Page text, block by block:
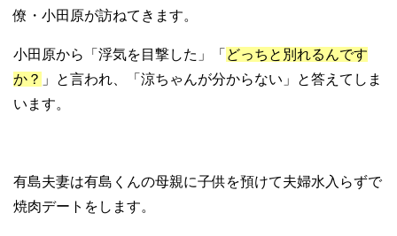
僚・小田原が訪ねてきます。
小田原から「浮気を目撃した」「 どっちと別れるんです
か？ 」と言われ、「涼ちゃんが分からない」と答えてしま
います。
有島夫妻は有島くんの母親に子供を預けて夫婦水入らずで
焼肉デートをします。